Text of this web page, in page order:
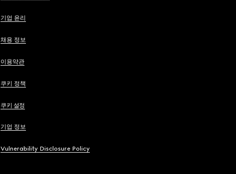
기업 윤리
채용 정보
이용약관
쿠키 정책
쿠키 설정
기업 정보
Vulnerability Disclosure Policy